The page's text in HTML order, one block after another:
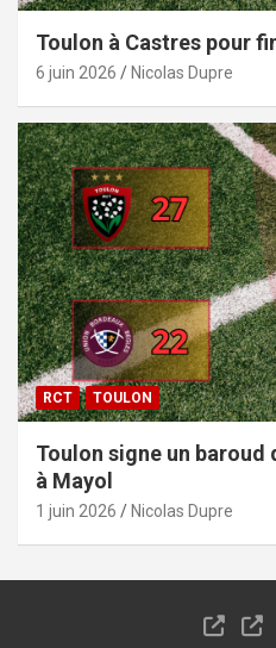
Toulon à Castres pour
6 juin 2026 Nicolas Dupre
RCT TOULON
Toulon signe un baroud
à Mayol
1 juin 2026 Nicolas Dupre